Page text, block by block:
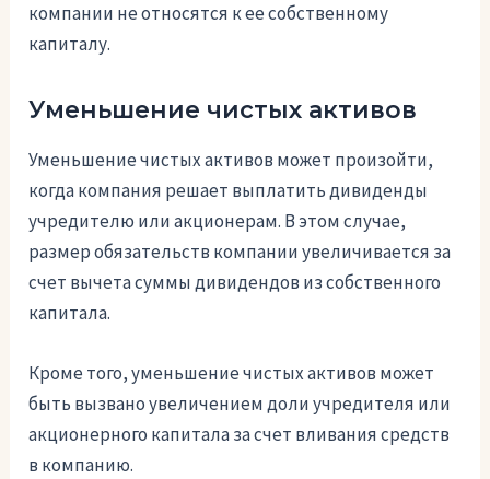
компании не относятся к ее собственному
капиталу.
Уменьшение чистых активов
Уменьшение чистых активов может произойти,
когда компания решает выплатить дивиденды
учредителю или акционерам. В этом случае,
размер обязательств компании увеличивается за
счет вычета суммы дивидендов из собственного
капитала.
Кроме того, уменьшение чистых активов может
быть вызвано увеличением доли учредителя или
акционерного капитала за счет вливания средств
в компанию.